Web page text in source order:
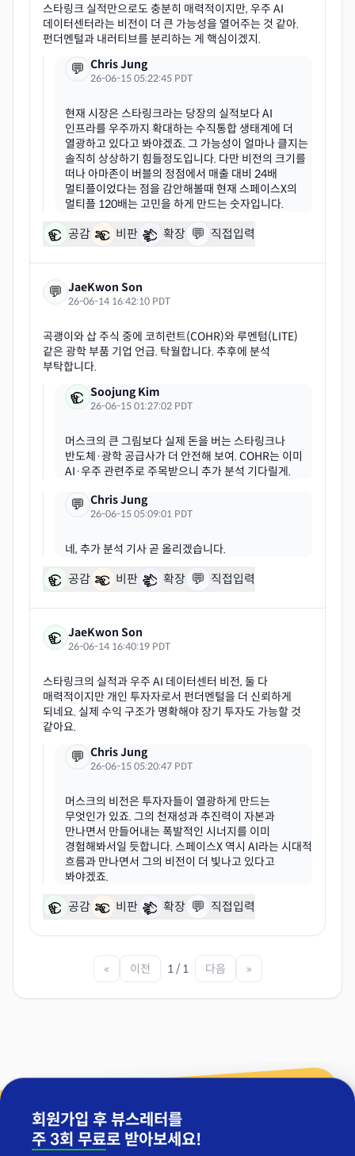
스타링크 실적만으로도 충분히 매력적이지만, 우주 AI
데이터센터라는 비전이 더 큰 가능성을 열어주는 것 같아.
💬 Chris Jung
26-06-15 05:22:45 PDT
현재 시장은 스타링크라는 당장의 실적보다 AI
인프라를 우주까지 확대하는 수직통합 생태계에 더
열광하고 있다고 봐야겠죠. 그 가능성이 얼마나 클지는
솔직히 상상하기 힘들정도입니다. 다만 비전의 크기를
떠나 아마존이 버블의 정점에서 매출 대비 24배
멀티플이었다는 점을 감안해볼때 현재 스페이스X의
공감 비판 확장 💬 직접입력
💬 JaeKwon Son
26-06-14 16:42:10 PDT
곡괭이와 삽 주식 중에 코히런트(COHR)와 루멘텀(LITE)
같은 광학 부품 기업 언급. 탁월합니다. 추후에 분석
Soojung Kim
26-06-15 01:27:02 PDT
머스크의 큰 그림보다 실제 돈을 버는 스타링크나
반도체·광학 공급사가 더 안전해 보여. COHR는 이미
💬 Chris Jung
26-06-15 05:09:01 PDT
공감 비판 확장 💬 직접입력
JaeKwon Son
26-06-14 16:40:19 PDT
스타링크의 실적과 우주 AI 데이터센터 비전, 둘 다
매력적이지만 개인 투자자로서 펀더멘털을 더 신뢰하게
되네요. 실제 수익 구조가 명확해야 장기 투자도 가능할 것
💬 Chris Jung
26-06-15 05:20:47 PDT
머스크의 비전은 투자자들이 열광하게 만드는
무엇인가 있죠. 그의 천재성과 추진력이 자본과
만나면서 만들어내는 폭발적인 시너지를 이미
경험해봐서일 듯합니다. 스페이스X 역시 AI라는 시대적
흐름과 만나면서 그의 비전이 더 빛나고 있다고
공감 비판 확장 💬 직접입력
« 이전 1 / 1 다음 »
회원가입 후 뷰스레터를
주 3회 무료로 받아보세요!